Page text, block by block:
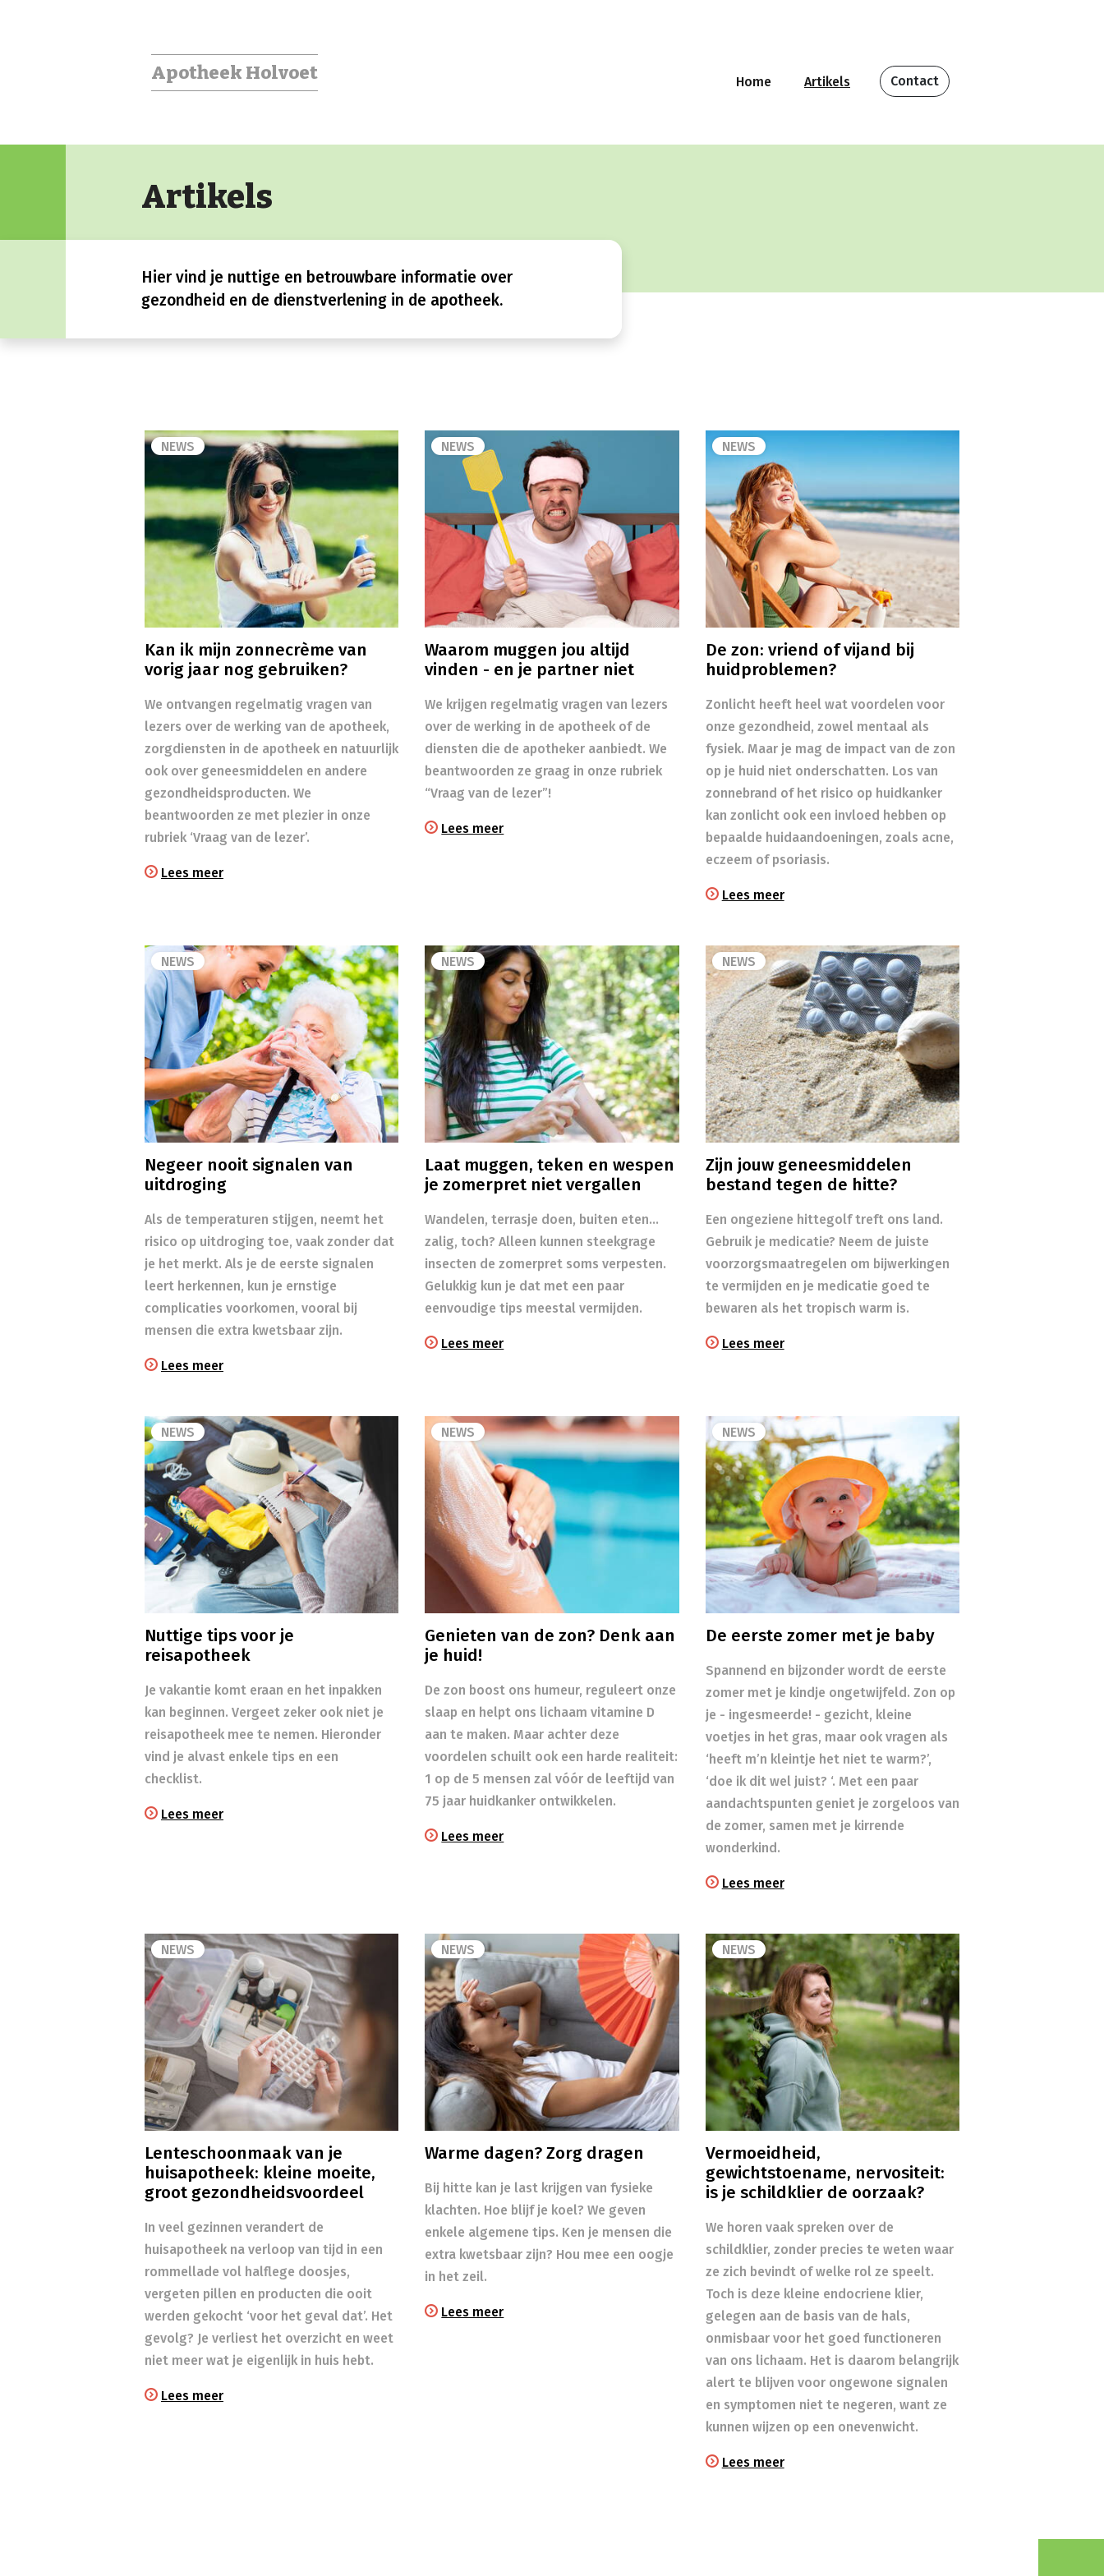
Apotheek Holvoet Home Artikels Contact
Artikels
Hier vind je nuttige en betrouwbare informatie over
gezondheid en de dienstverlening in de apotheek.
NEWS
Kan ik mijn zonnecrème van
vorig jaar nog gebruiken?
We ontvangen regelmatig vragen van
lezers over de werking van de apotheek,
zorgdiensten in de apotheek en natuurlijk
ook over geneesmiddelen en andere
gezondheidsproducten. We
beantwoorden ze met plezier in onze
rubriek ‘Vraag van de lezer’.
Lees meer
NEWS
Waarom muggen jou altijd
vinden - en je partner niet
We krijgen regelmatig vragen van lezers
over de werking in de apotheek of de
diensten die de apotheker aanbiedt. We
beantwoorden ze graag in onze rubriek
“Vraag van de lezer”!
Lees meer
NEWS
De zon: vriend of vijand bij
huidproblemen?
Zonlicht heeft heel wat voordelen voor
onze gezondheid, zowel mentaal als
fysiek. Maar je mag de impact van de zon
op je huid niet onderschatten. Los van
zonnebrand of het risico op huidkanker
kan zonlicht ook een invloed hebben op
bepaalde huidaandoeningen, zoals acne,
eczeem of psoriasis.
Lees meer
NEWS
Negeer nooit signalen van
uitdroging
Als de temperaturen stijgen, neemt het
risico op uitdroging toe, vaak zonder dat
je het merkt. Als je de eerste signalen
leert herkennen, kun je ernstige
complicaties voorkomen, vooral bij
mensen die extra kwetsbaar zijn.
Lees meer
NEWS
Laat muggen, teken en wespen
je zomerpret niet vergallen
Wandelen, terrasje doen, buiten eten…
zalig, toch? Alleen kunnen steekgrage
insecten de zomerpret soms verpesten.
Gelukkig kun je dat met een paar
eenvoudige tips meestal vermijden.
Lees meer
NEWS
Zijn jouw geneesmiddelen
bestand tegen de hitte?
Een ongeziene hittegolf treft ons land.
Gebruik je medicatie? Neem de juiste
voorzorgsmaatregelen om bijwerkingen
te vermijden en je medicatie goed te
bewaren als het tropisch warm is.
Lees meer
NEWS
Nuttige tips voor je
reisapotheek
Je vakantie komt eraan en het inpakken
kan beginnen. Vergeet zeker ook niet je
reisapotheek mee te nemen. Hieronder
vind je alvast enkele tips en een
checklist.
Lees meer
NEWS
Genieten van de zon? Denk aan
je huid!
​​De zon boost ons humeur, reguleert onze
slaap en helpt ons lichaam vitamine D
aan te maken. Maar achter deze
voordelen schuilt ook een harde realiteit:
1 op de 5 mensen zal vóór de leeftijd van
75 jaar huidkanker ontwikkelen.
Lees meer
NEWS
De eerste zomer met je baby
Spannend en bijzonder wordt de eerste
zomer met je kindje ongetwijfeld. Zon op
je - ingesmeerde! - gezicht, kleine
voetjes in het gras, maar ook vragen als
‘heeft m’n kleintje het niet te warm?’,
‘doe ik dit wel juist? ‘. Met een paar
aandachtspunten geniet je zorgeloos van
de zomer, samen met je kirrende
wonderkind.
Lees meer
NEWS
Lenteschoonmaak van je
huisapotheek: kleine moeite,
groot gezondheidsvoordeel
In veel gezinnen verandert de
huisapotheek na verloop van tijd in een
rommellade vol halflege doosjes,
vergeten pillen en producten die ooit
werden gekocht ‘voor het geval dat’. Het
gevolg? Je verliest het overzicht en weet
niet meer wat je eigenlijk in huis hebt.
Lees meer
NEWS
Warme dagen? Zorg dragen
Bij hitte kan je last krijgen van fysieke
klachten. Hoe blijf je koel? We geven
enkele algemene tips. Ken je mensen die
extra kwetsbaar zijn? Hou mee een oogje
in het zeil.​
Lees meer
NEWS
Vermoeidheid,
gewichtstoename, nervositeit:
is je schildklier de oorzaak?
We horen vaak spreken over de
schildklier, zonder precies te weten waar
ze zich bevindt of welke rol ze speelt.
Toch is deze kleine endocriene klier,
gelegen aan de basis van de hals,
onmisbaar voor het goed functioneren
van ons lichaam. Het is daarom belangrijk
alert te blijven voor ongewone signalen
en symptomen niet te negeren, want ze
kunnen wijzen op een onevenwicht.
Lees meer